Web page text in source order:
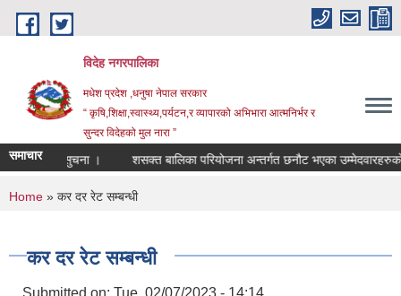
Skip to main content
विदेह नगरपालिका
मधेश प्रदेश ,धनुषा नेपाल सरकार
“ कृषि,शिक्षा,स्वास्थ्य,पर्यटन,र व्यापारको अभिभारा आत्मनिर्भर र
सुन्दर विदेहको मुल नारा ”
समाचार
सम्बन्धि सुचना । शसक्त बालिका परियोजना अन्तर्गत छनौट भएका
You are here
Home » कर दर रेट सम्बन्धी
कर दर रेट सम्बन्धी